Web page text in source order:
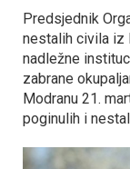
Predsjednik
nestalih civila iz
nadležne
zabrane
Modranu 21.
poginulih i